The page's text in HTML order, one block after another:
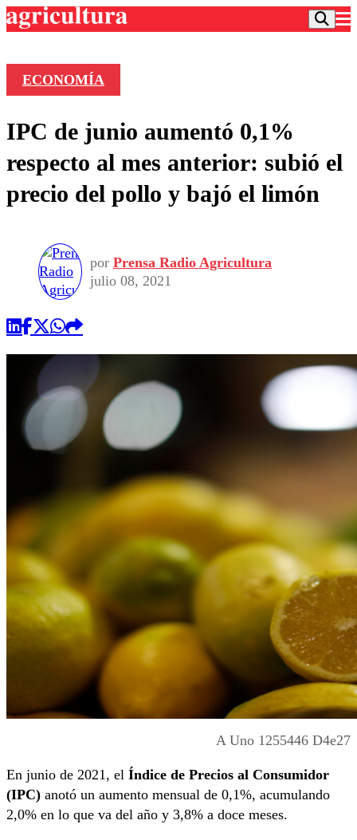
Frecuencias
Agricultura TV
Deportes
Colo Colo
Seleccion Chilena
Torneo Internacional
Entretención
Economía
Internacional
Publicaciones en medios
Opinión
Programas
ECONOMÍA
IPC de junio aumentó 0,1%
respecto al mes anterior: subió el
precio del pollo y bajó el limón
por Prensa Radio Agricultura
julio 08, 2021
A Uno 1255446 D4e27
En junio de 2021, el Índice de Precios al Consumidor
(IPC) anotó un aumento mensual de 0,1%, acumulando
2,0% en lo que va del año y 3,8% a doce meses.